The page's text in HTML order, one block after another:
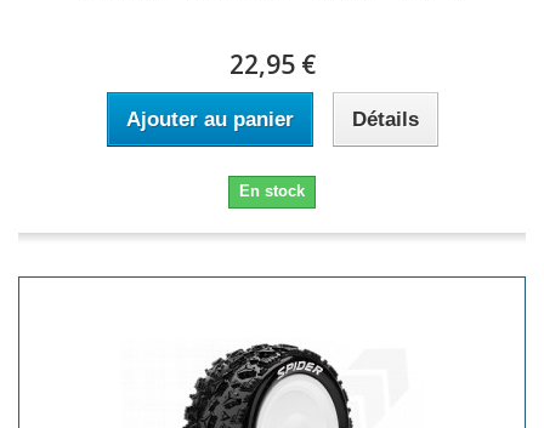
22,95 €
Ajouter au panier Détails
En stock